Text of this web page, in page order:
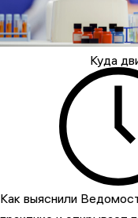
Куда
Как выяснили